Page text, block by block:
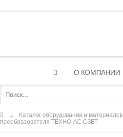
О КОМПАНИИ
→ Каталог оборудования и материалов
преобразователя ТЕХНО-АС СЗВТ